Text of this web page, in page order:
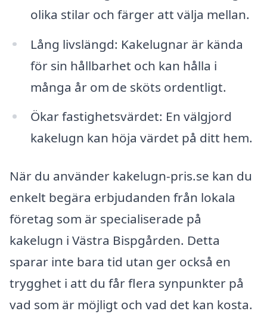
olika stilar och färger att välja mellan.
Lång livslängd: Kakelugnar är kända
för sin hållbarhet och kan hålla i
många år om de sköts ordentligt.
Ökar fastighetsvärdet: En välgjord
kakelugn kan höja värdet på ditt hem.
När du använder kakelugn-pris.se kan du
enkelt begära erbjudanden från lokala
företag som är specialiserade på
kakelugn i Västra Bispgården. Detta
sparar inte bara tid utan ger också en
trygghet i att du får flera synpunkter på
vad som är möjligt och vad det kan kosta.